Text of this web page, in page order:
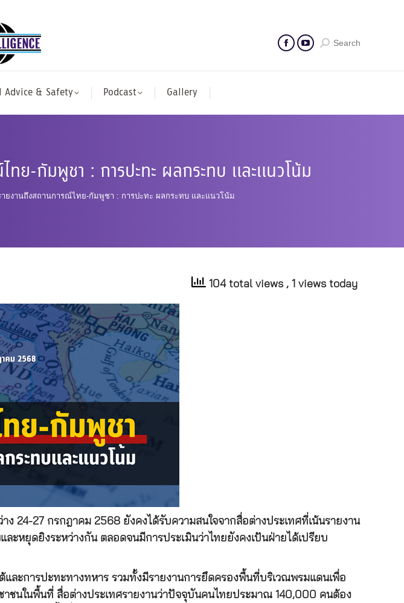
Search
Advice & Safety Podcast Gallery
ย-กัมพูชา : การปะทะ ผลกระทบ และแนวโน้ม
ยงานถึงสถานการณ์ไทย-กัมพูชา : การปะทะ ผลกระทบ และแนวโน้ม
104 total views , 1 views today
24-27 กรกฎาคม 2568 ยังคงได้รับความสนใจจากสื่อต่างประเทศที่เน้นรายงาน
หยุดยิงระหว่างกัน ตลอดจนมีการประเมินว่าไทยยังคงเป้นฝ่ายได้เปรียบ
ละการปะทะทางทหาร รวมทั้งมีรายงานการยึดครองพื้นที่บริเวณพรมแดนเพื่อ
ชนในพื้นที่ สื่อต่างประเทศรายงานว่าปัจจุบันคนไทยประมาณ 140,000 คนต้อง